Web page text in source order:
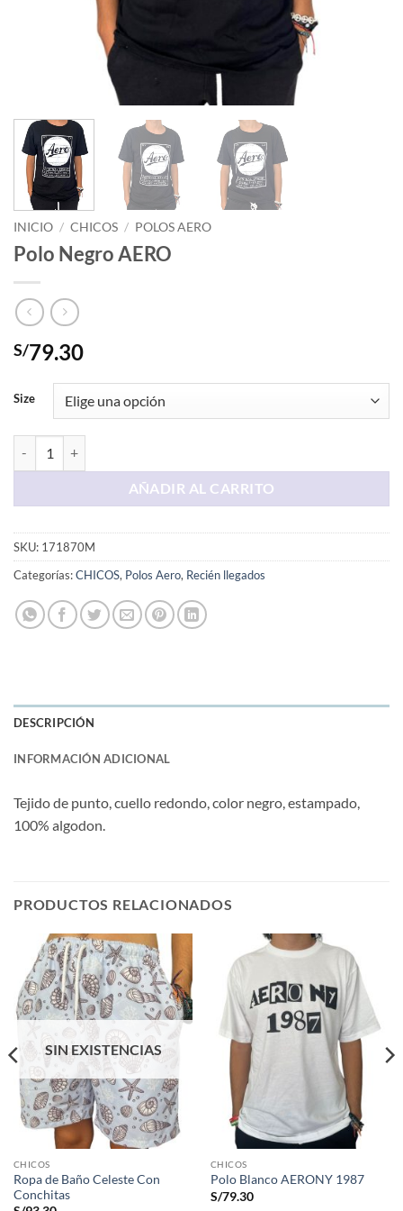
INICIO / CHICOS / POLOS AERO
Polo Negro AERO
S/79.30
Size
AÑADIR AL CARRITO
SKU: 171870M
Categorías:CHICOS, Polos Aero, Recién llegados
DESCRIPCIÓN
INFORMACIÓN ADICIONAL
Tejido de punto, cuello redondo, color negro, estampado,
100% algodon.
PRODUCTOS RELACIONADOS
SIN EXISTENCIAS
CHICOS
Ropa de Baño Celeste Con
Conchitas
CHICOS
Polo Blanco AERONY 1987
S/79.30